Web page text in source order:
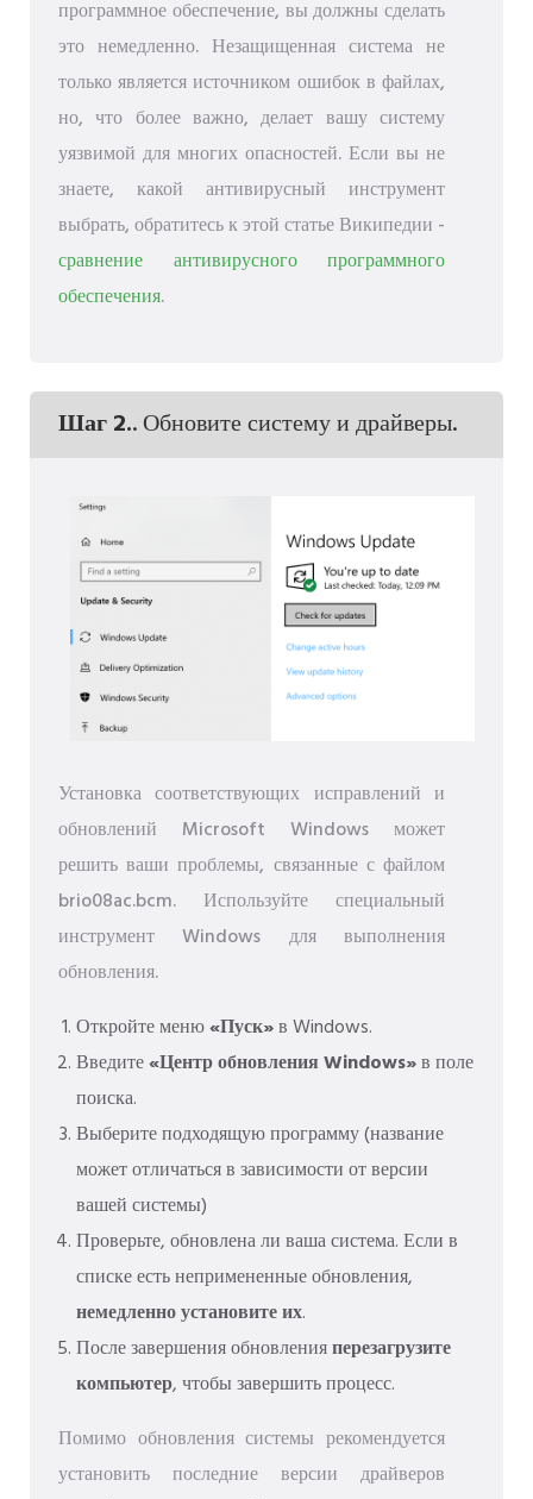
программное обеспечение, вы должны сделать
это немедленно. Незащищенная система не
только является источником ошибок в файлах,
но, что более важно, делает вашу систему
уязвимой для многих опасностей. Если вы не
знаете, какой антивирусный инструмент
выбрать, обратитесь к этой статье Википедии -
сравнение антивирусного программного
обеспечения.
Шаг 2.. Обновите систему и драйверы.
Установка соответствующих исправлений и
обновлений Microsoft Windows может
решить ваши проблемы, связанные с файлом
brio08ac.bcm. Используйте специальный
инструмент Windows для выполнения
обновления.
Откройте меню«Пуск»в Windows.
Введите«Центр обновления Windows»в поле
поиска.
Выберите подходящую программу (название
может отличаться в зависимости от версии
вашей системы)
Проверьте, обновлена ​​ли ваша система. Если в
списке есть непримененные обновления,
немедленно установите их.
После завершения обновленияперезагрузите
компьютер, чтобы завершить процесс.
Помимо обновления системы рекомендуется
установить последние версии драйверов